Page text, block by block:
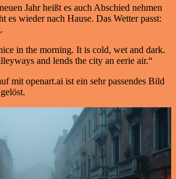
Jahr heißt es auch Abschied nehmen
es wieder nach Hause. Das Wetter passt:
in the morning. It is cold, wet and dark.
and lends the city an eerie air.“
mit openart.ai ist ein sehr passendes Bild